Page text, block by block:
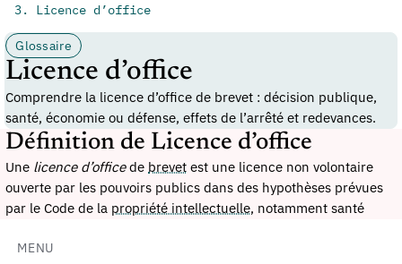
MENU
Licence d’office
Glossaire
Licence d’office
Comprendre la licence d’office de brevet : décision publique,
santé, économie ou défense, effets de l’arrêté et redevances.
Définition de Licence d’office
Une licence d’officede brevet est une licence non volontaire
ouverte par les pouvoirs publics dans des hypothèses prévues
par le Code de la propriété intellectuelle, notamment santé
non exclusive et ses conditions sont encadrées par arrêté ou